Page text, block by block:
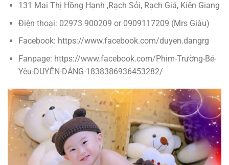
131 Mai Thị Hồng Hạnh ,Rạch Sỏi, Rạch Giá, Kiên Giang
Điện thoại: 02973 900209 or 0909117209 (Mrs Giàu)
Facebook: https://www.facebook.com/duyen.dangrg
Fanpage: https://www.facebook.com/Phim-Trường-Bé-
Yêu-DUYÊN-DÁNG-1838386936453282/